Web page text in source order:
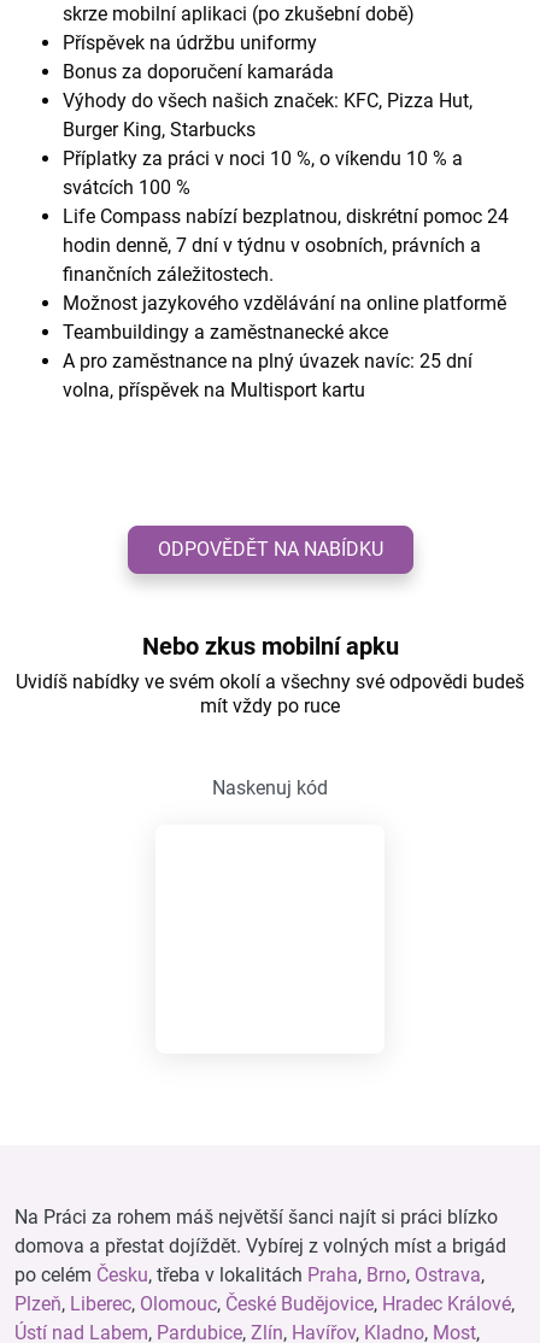
skrze mobilní aplikaci (po zkušební době)
Příspěvek na údržbu uniformy
Bonus za doporučení kamaráda
Výhody do všech našich značek: KFC, Pizza Hut,
Burger King, Starbucks
Příplatky za práci v noci 10 %, o víkendu 10 % a
svátcích 100 %
Life Compass nabízí bezplatnou, diskrétní pomoc 24
hodin denně, 7 dní v týdnu v osobních, právních a
finančních záležitostech.
Možnost jazykového vzdělávání na online platformě
Teambuildingy a zaměstnanecké akce
A pro zaměstnance na plný úvazek navíc: 25 dní
volna, příspěvek na Multisport kartu
ODPOVĚDĚT NA NABÍDKU
Nebo zkus mobilní apku
Uvidíš nabídky ve svém okolí a všechny své odpovědi budeš
mít vždy po ruce
Naskenuj kód
Na Práci za rohem máš největší šanci najít si práci blízko
domova a přestat dojíždět. Vybírej z volných míst a brigád
po celém Česku, třeba v lokalitách Praha, Brno, Ostrava,
Plzeň, Liberec, Olomouc, České Budějovice, Hradec Králové,
Ústí nad Labem, Pardubice, Zlín, Havířov, Kladno, Most,